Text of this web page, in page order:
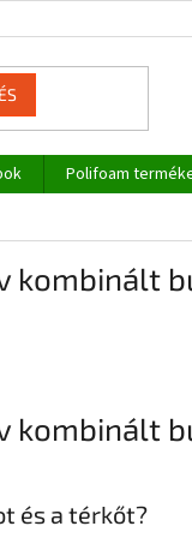
Polifoam
kombinált
kombinált
és a térkőt?